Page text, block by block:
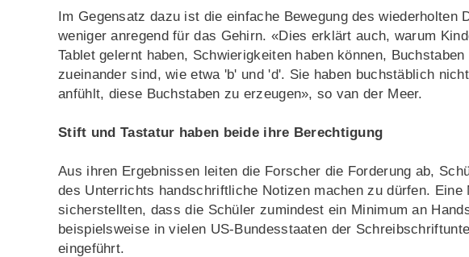
Im Gegensatz dazu ist die einfache Bewegung des wiederholten
weniger anregend für das Gehirn. «Dies erklärt auch, warum
Tablet gelernt haben, Schwierigkeiten haben können,
zueinander sind, wie etwa 'b' und 'd'. Sie haben buchstäblich
anfühlt, diese Buchstaben zu erzeugen», so van der Meer.
Stift und Tastatur haben beide ihre Berechtigung
Aus ihren Ergebnissen leiten die Forscher die Forderung ab,
des Unterrichts handschriftliche Notizen machen zu dürfen.
sicherstellten, dass die Schüler zumindest ein Minimum an
beispielsweise in vielen US-Bundesstaaten der
eingeführt.